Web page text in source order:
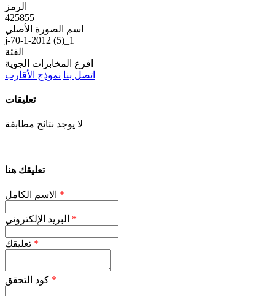
الرمز
425855
اسم الصورة الأصلي
j-70-1-2012 (5)_1
الفئة
افرع المخابرات الجوية
اتصل بنا نموذج الأقارب
تعليقات
لا يوجد نتائج مطابقة
تعليقك هنا
*
*
*
*